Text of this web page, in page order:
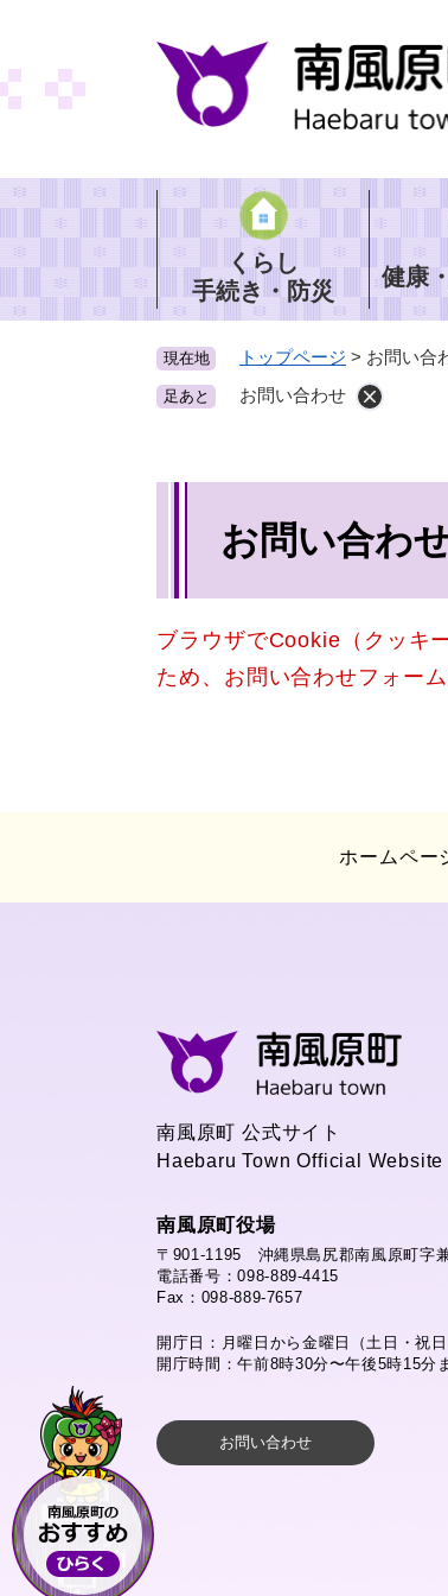
ジ
の
で
す
。
くらし
手続き・防災
健康
現在地 トップページ > お問い合
足あと お問い合わせ
お問い合わ
ブラウザでCookie（クッキ
ため、お問い合わせフォー
ホームペー
南風原町 公式サイト
Haebaru Town Official Website
南風原町役場
〒901-1195 沖縄県島尻郡南風原町字
電話番号：098-889-4415
Fax：098-889-7657
開庁日：月曜日から金曜日（土日・祝
開庁時間：午前8時30分〜午後5時15分
お問い合わせ